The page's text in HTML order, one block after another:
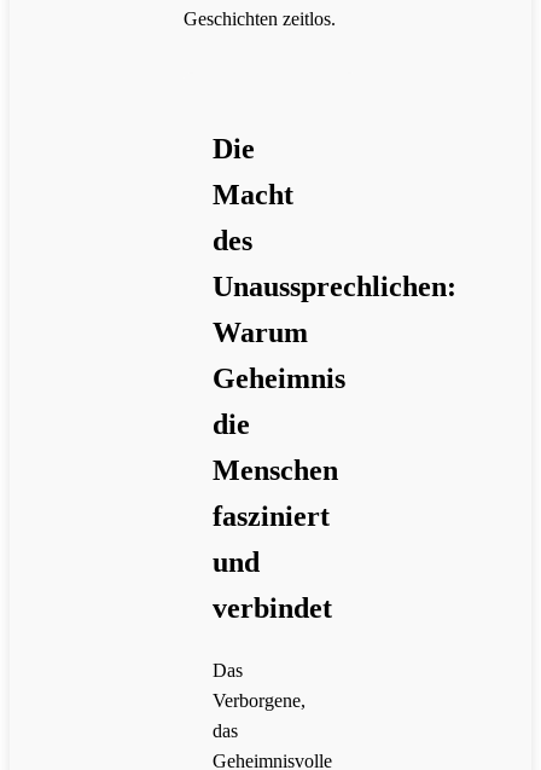
Geschichten zeitlos.
Die
Macht
des
Unaussprechlichen:
Warum
Geheimnis
die
Menschen
fasziniert
und
verbindet
Das
Verborgene,
das
Geheimnisvolle